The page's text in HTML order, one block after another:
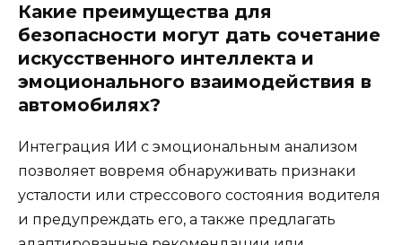
Какие преимущества для
безопасности могут дать сочетание
искусственного интеллекта и
эмоционального взаимодействия в
автомобилях?
Интеграция ИИ с эмоциональным анализом
позволяет вовремя обнаруживать признаки
усталости или стрессового состояния водителя
и предупреждать его, а также предлагать